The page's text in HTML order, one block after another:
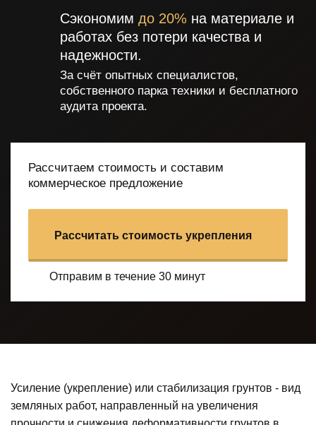
Сэкономим до 20% на материале и
работах без потери качества и
надежности.
За счёт опытных специалистов,
собственного паркатехники и бесплатного
аудита проекта.
Рассчитаем стоимость и составим
коммерческое предложение
Рассчитать стоимость укрепления
Отправим в течение 30 минут
Усиление (укрепление) или стабилизация грунтов - вид
земляных работ, направленный на увеличения